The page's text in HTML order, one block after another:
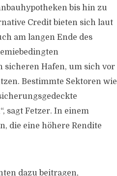
bis hin zu
Credit bieten sich laut
am langen Ende des
sicheren Hafen, um sich vor
Bestimmte Sektoren wie
sagt Fetzer. In einem
die eine höhere Rendite
dazu beitragen,